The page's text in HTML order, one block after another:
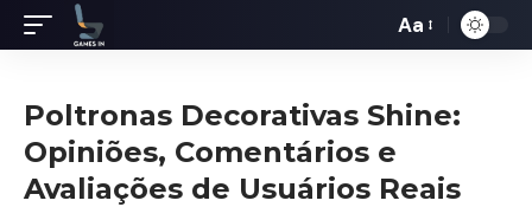
fontes
Aa
Poltronas Decorativas Shine:
Opiniões, Comentários e
Avaliações de Usuários Reais